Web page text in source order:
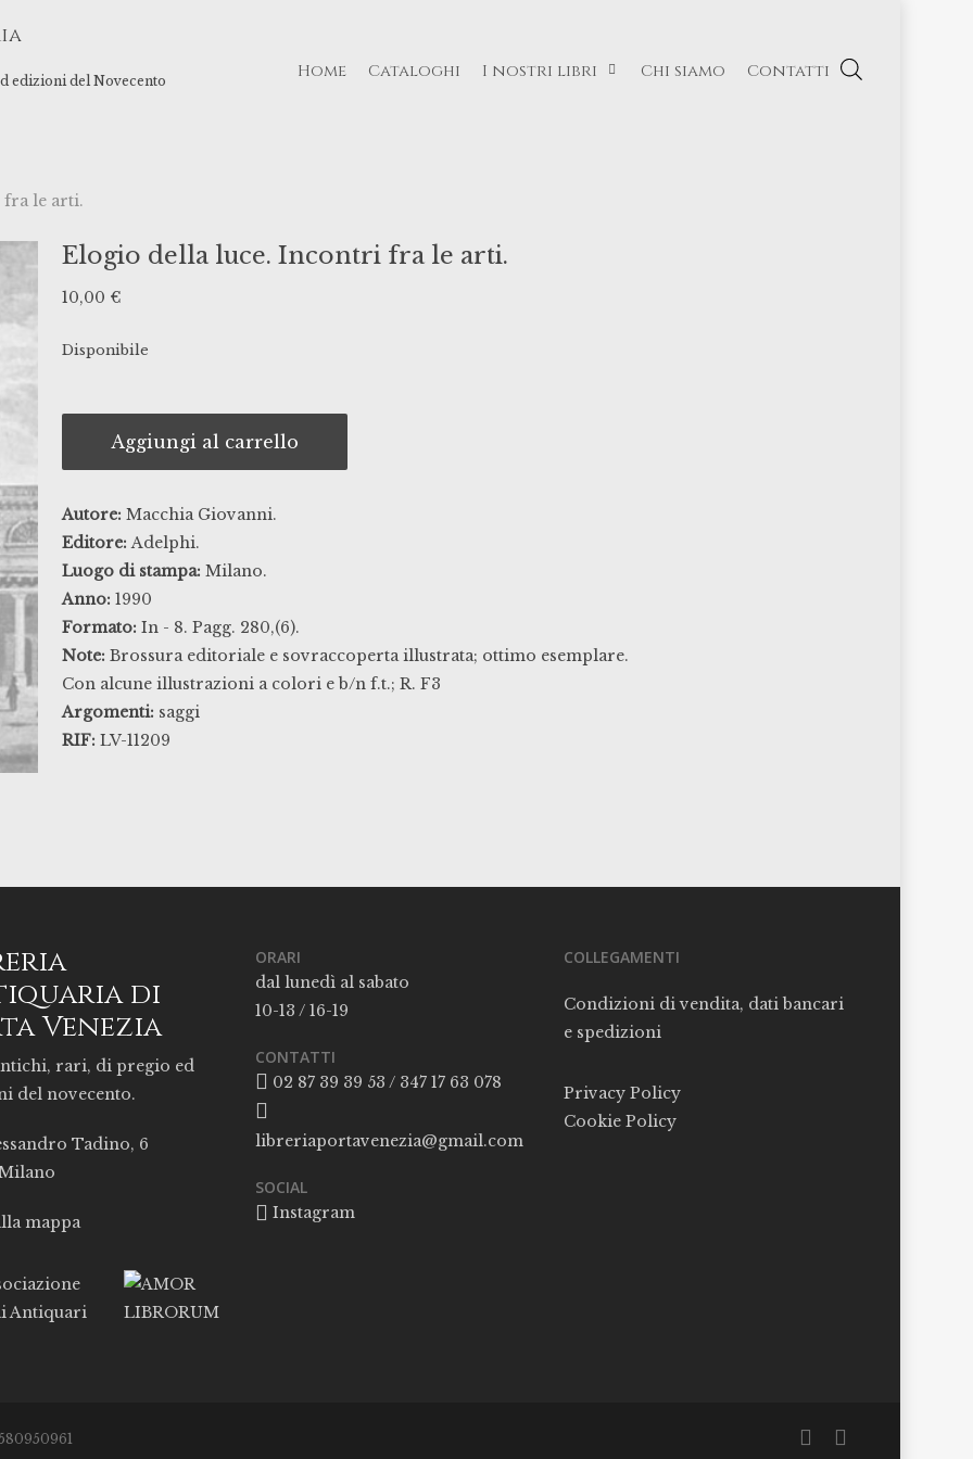
edizioni del Novecento Home Cataloghi I nostri libri Chi siamo Contatti
le arti.
Elogio della luce. Incontri fra le arti.
10,00 €
Disponibile
Aggiungi al carrello
Autore: Macchia Giovanni.
Editore: Adelphi.
Luogo di stampa: Milano.
Anno: 1990
Formato: In - 8. Pagg. 280,(6).
Note: Brossura editoriale e sovraccoperta illustrata; ottimo esemplare.
Con alcune illustrazioni a colori e b/n f.t.; R. F3
Argomenti: saggi
RIF: LV-11209
di
Venezia
rari, di pregio ed
del novecento.
Tadino, 6
mappa
ORARI
dal lunedì al sabato
10-13 / 16-19
CONTATTI
02 87 39 39 53 / 347 17 63 078
libreriaportavenezia@gmail.com
SOCIAL
Instagram
COLLEGAMENTI
Condizioni di vendita, dati bancari
e spedizioni
Privacy Policy
Cookie Policy
facebookinstagram